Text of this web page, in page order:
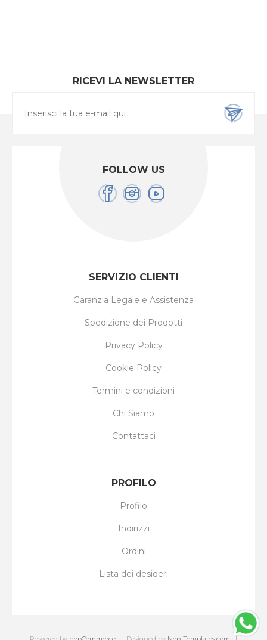
RICEVI LA NEWSLETTER
FOLLOW US
SERVIZIO CLIENTI
Garanzia Legale e Assistenza
Spedizione dei Prodotti
Privacy Policy
Cookie Policy
Termini e condizioni
Chi Siamo
Contattaci
PROFILO
Profilo
Indirizzi
Ordini
Lista dei desideri